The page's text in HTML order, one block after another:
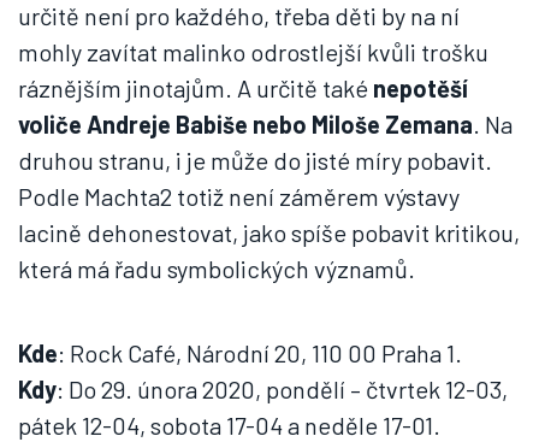
určitě není pro každého, třeba děti by na ní
mohly zavítat malinko odrostlejší kvůli trošku
ráznějším jinotajům. A určitě také nepotěší
voliče Andreje Babiše nebo Miloše Zemana. Na
druhou stranu, i je může do jisté míry pobavit.
Podle Machta2 totiž není záměrem výstavy
lacině dehonestovat, jako spíše pobavit kritikou,
která má řadu symbolických významů.
Kde: Rock Café, Národní 20, 110 00 Praha 1.
Kdy: Do 29. února 2020, pondělí – čtvrtek 12-03,
pátek 12-04, sobota 17-04 a neděle 17-01.